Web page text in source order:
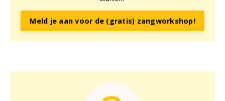
Meld je aan voor de (gratis) zangworkshop!